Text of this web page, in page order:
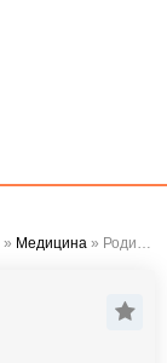
» Медицина » Родион Цой - Здоровье на кончиках пальцев